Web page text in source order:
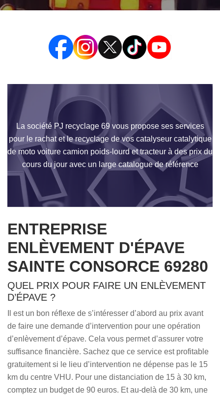
La société PJ recyclage 69 vous propose ses services
pour le rachat et le recyclage de vos catalyseur catalytique
de moto voiture camion poids-lourd et tracteur à des prix du
cours du jour avec un large catalogue de référence
ENTREPRISE
ENLÈVEMENT D'ÉPAVE
SAINTE CONSORCE 69280
QUEL PRIX POUR FAIRE UN ENLÈVEMENT
D’ÉPAVE ?
Il est un bon réflexe de s’intéresser d’abord au prix avant
de faire une demande d’intervention pour une opération
d’enlèvement d’épave. Cela vous permet d’assurer votre
suffisance financière. Sachez que ce service est profitable
gratuitement si le lieu d’intervention ne dépense pas le 15
km du centre VHU. Pour une distanciation de 15 à 30 km,
comptez un budget de 90 euros. Et au-delà de 30 km, une